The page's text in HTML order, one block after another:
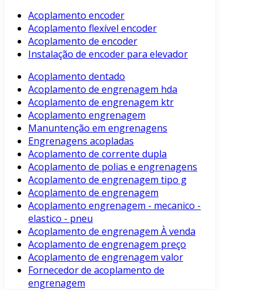
Acoplamento encoder
Acoplamento flexível encoder
Acoplamento de encoder
Instalação de encoder para elevador
Acoplamento dentado
Acoplamento de engrenagem hda
Acoplamento de engrenagem ktr
Acoplamento engrenagem
Manuntenção em engrenagens
Engrenagens acopladas
Acoplamento de corrente dupla
Acoplamento de polias e engrenagens
Acoplamento de engrenagem tipo g
Acoplamento de engrenagem
Acoplamento engrenagem - mecanico -
elastico - pneu
Acoplamento de engrenagem À venda
Acoplamento de engrenagem preço
Acoplamento de engrenagem valor
Fornecedor de acoplamento de
engrenagem